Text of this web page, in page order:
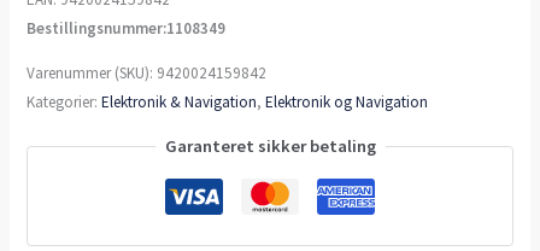
Bestillingsnummer:1108349
Varenummer (SKU): 9420024159842
Kategorier:Elektronik & Navigation,Elektronik og Navigation
Garanteret sikker betaling